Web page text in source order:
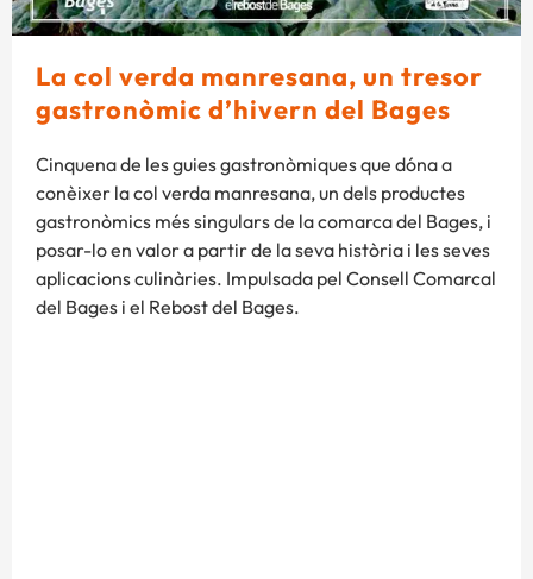
La col verda manresana, un tresor
gastronòmic d’hivern del Bages
Cinquena de les guies gastronòmiques que dóna a
conèixer la col verda manresana, un dels productes
gastronòmics més singulars de la comarca del Bages, i
posar-lo en valor a partir de la seva història i les seves
aplicacions culinàries. Impulsada pel Consell Comarcal
del Bages i el Rebost del Bages.